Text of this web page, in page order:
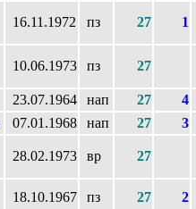
16.11.1972 пз 27 1
10.06.1973 пз 27
23.07.1964 нап 27 4
07.01.1968 нап 27 3
28.02.1973 вр 27
18.10.1967 пз 27 2